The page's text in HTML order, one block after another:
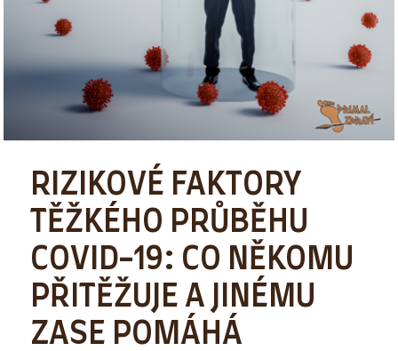
RIZIKOVÉ FAKTORY
TĚŽKÉHO PRŮBĚHU
COVID-19: CO NĚKOMU
PŘITĚŽUJE A JINÉMU
ZASE POMÁHÁ